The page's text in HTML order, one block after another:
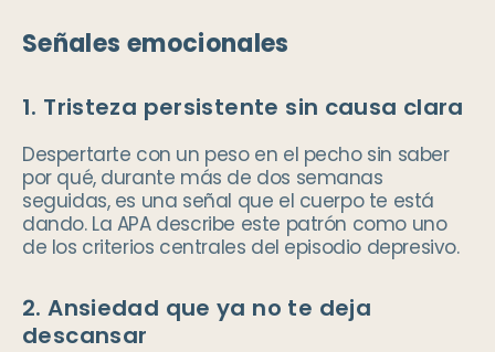
Señales emocionales
1. Tristeza persistente sin causa clara
Despertarte con un peso en el pecho sin saber
por qué, durante más de dos semanas
seguidas, es una señal que el cuerpo te está
dando. La APA describe este patrón como uno
de los criterios centrales del episodio depresivo.
2. Ansiedad que ya no te deja
descansar